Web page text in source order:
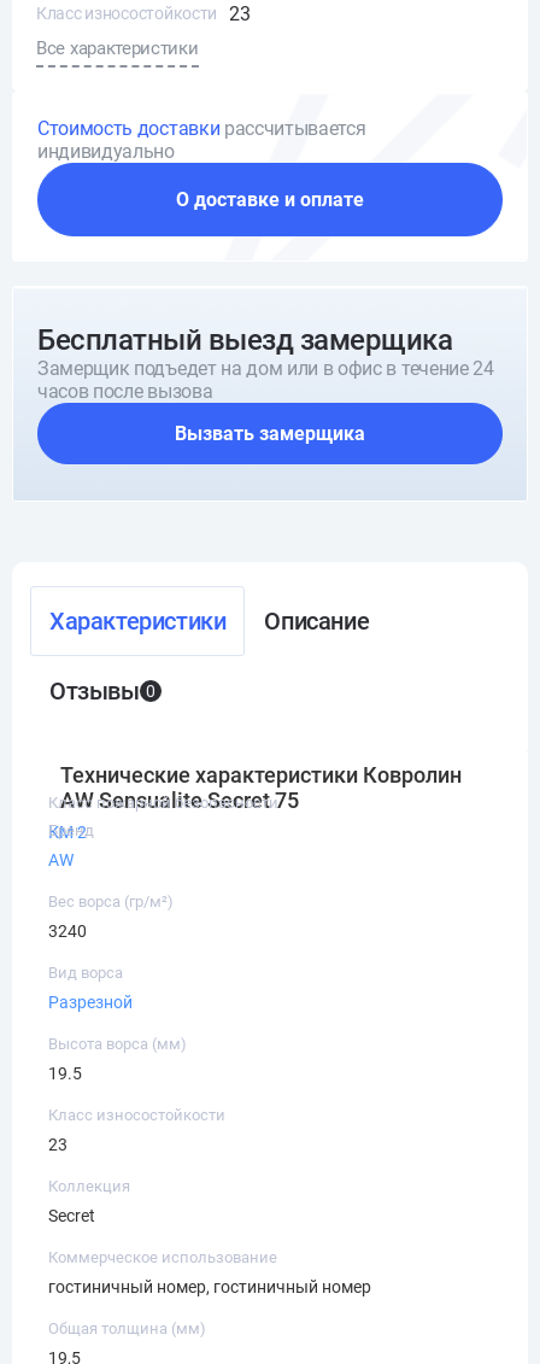
Класс износостойкости 23
Все характеристики
Стоимость доставки рассчитывается
индивидуально
О доставке и оплате
Бесплатный выезд замерщика
Замерщик подъедет на дом или в офис в течение 24
часов после вызова
Вызвать замерщика
Характеристики Описание
Отзывы 0
Технические характеристики Ковролин
AW Sensualite Secret 75
Класс пожарной безопасности
КМ 2
Бренд
AW
Вес ворса (гр/м²)
3240
Вид ворса
Разрезной
Высота ворса (мм)
19.5
Класс износостойкости
23
Коллекция
Secret
Коммерческое использование
гостиничный номер, гостиничный номер
Общая толщина (мм)
19,5